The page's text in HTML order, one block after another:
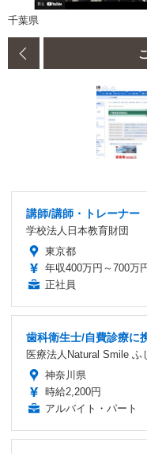
千葉県
講師/講師・トレーナー
学校法人日本教育財団
東京都
年収400万円～700万
正社員
歯科衛生士/自費診療に
医療法人Natural Smile ふ
神奈川県
時給2,200円
アルバイト・パート